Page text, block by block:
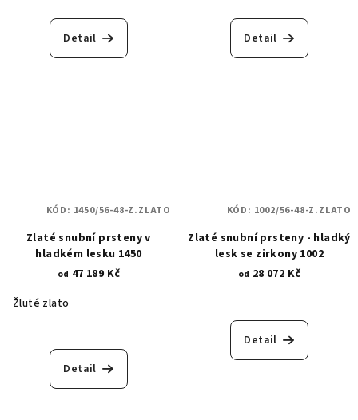
Detail Detail
Zlaté snubní prsteny v
hladkém lesku 1450
od 47 189 Kč
Žluté zlato
Detail
KÓD: 1450/56-48-Z.ZLATO
Zlaté snubní prsteny - hladký
lesk se zirkony 1002
od 28 072 Kč
Detail
KÓD: 1002/56-48-Z.ZLATO